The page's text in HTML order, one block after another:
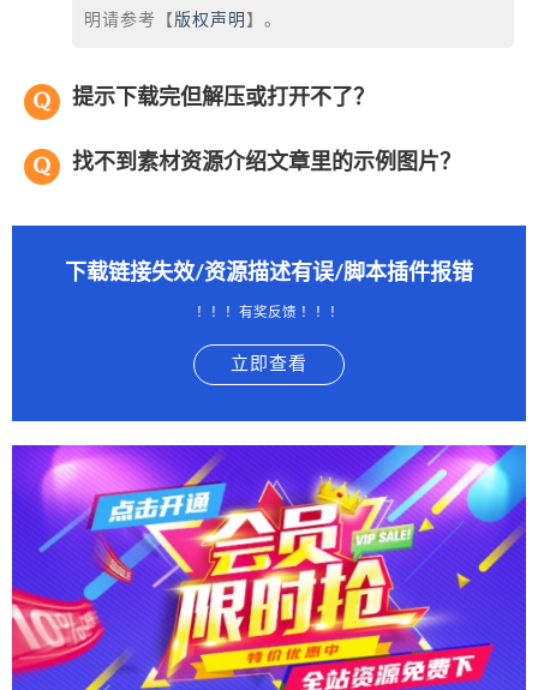
明请参考【 版权声明 】。
提示下载完但解压或打开不了？
找不到素材资源介绍文章里的示例图片？
下载链接失效/资源描述有误/脚本插件报错
！！！有奖反馈 ！！！
立即查看